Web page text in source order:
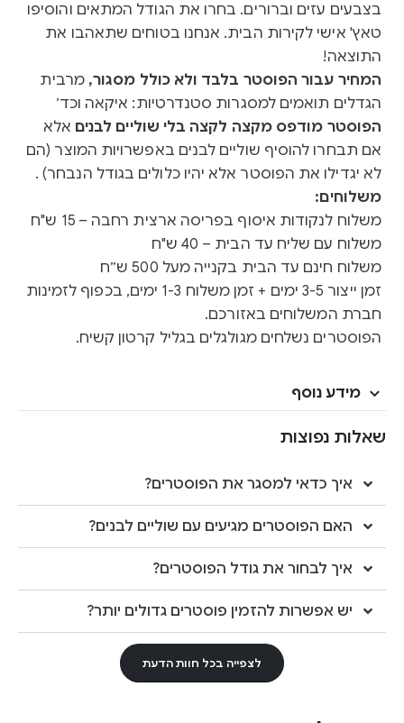
בצבעים עזים וברורים. בחרו את הגודל המתאים והוסיפו
טאץ' אישי לקירות הבית. אנחנו בטוחים שתאהבו את
התוצאה!
המחיר עבור הפוסטר בלבד ולא כולל מסגור, מרבית
הגדלים תואמים למסגרות סטנדרטיות: איקאה וכד׳
הפוסטר מודפס מקצה לקצה בלי שוליים לבנים אלא
אם תבחרו להוסיף שוליים לבנים באפשרויות המוצר (הם
לא יגדילו את הפוסטר אלא יהיו כלולים בגודל הנבחר) .
משלוחים:
משלוח לנקודות איסוף בפריסה ארצית רחבה – 15 ש"ח
משלוח עם שליח עד הבית – 40 ש"ח
משלוח חינם עד הבית בקנייה מעל 500 ש״ח
זמן ייצור 3-5 ימים + זמן משלוח 1-3 ימים, בכפוף לזמינות
חברת המשלוחים באזורכם.
הפוסטרים נשלחים מגולגלים בגליל קרטון קשיח.
מידע נוסף
שאלות נפוצות
איך כדאי למסגר את הפוסטרים?
האם הפוסטרים מגיעים עם שוליים לבנים?
איך לבחור את גודל הפוסטרים?
יש אפשרות להזמין פוסטרים גדולים יותר?
לצפייה בכל חוות הדעת